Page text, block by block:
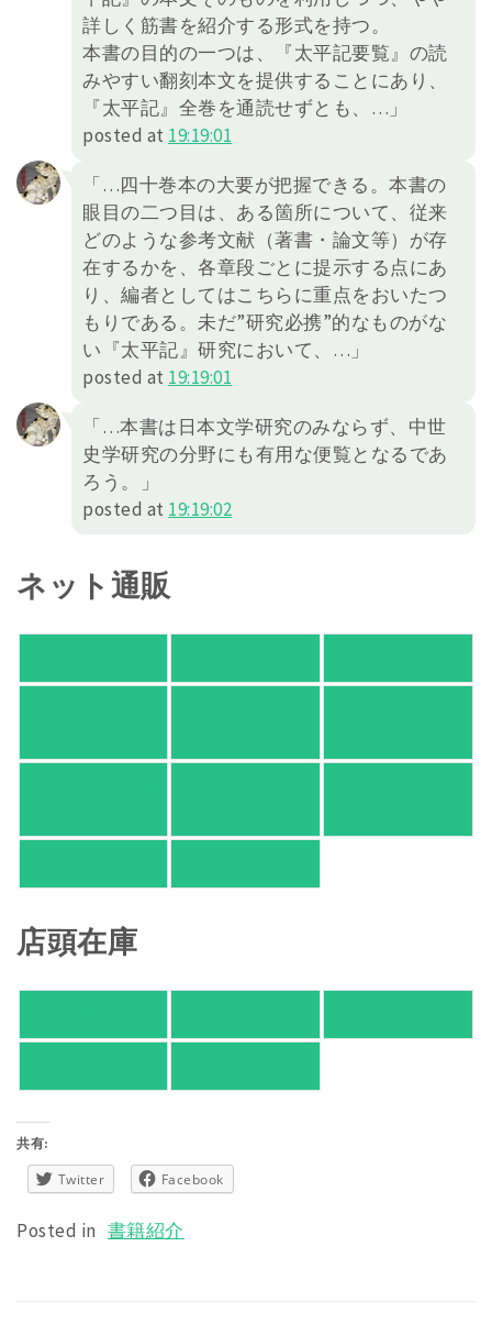
詳しく筋書を紹介する形式を持つ。
本書の目的の一つは、『太平記要覧』の読
みやすい翻刻本文を提供することにあり、
『太平記』全巻を通読せずとも、…」
posted at 19:19:01
「…四十巻本の大要が把握できる。本書の
眼目の二つ目は、ある箇所について、従来
どのような参考文献（著書・論文等）が存
在するかを、各章段ごとに提示する点にあ
り、編者としてはこちらに重点をおいたつ
もりである。未だ”研究必携”的なものがな
い『太平記』研究において、…」
posted at 19:19:01
「…本書は日本文学研究のみならず、中世
史学研究の分野にも有用な便覧となるであ
ろう。」
posted at 19:19:02
ネット通販
店頭在庫
共有:
Twitter Facebook
Posted in 書籍紹介